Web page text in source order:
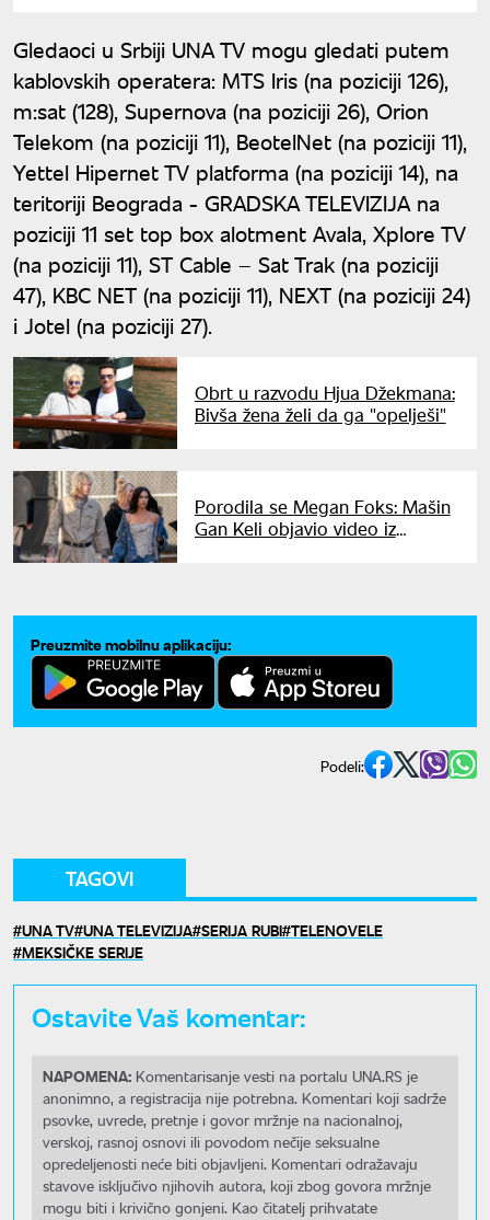
Gledaoci u Srbiji UNA TV mogu gledati putem
kablovskih operatera: MTS Iris (na poziciji 126),
m:sat (128), Supernova (na poziciji 26), Orion
Telekom (na poziciji 11), BeotelNet (na poziciji 11),
Yettel Hipernet TV platforma (na poziciji 14), na
teritoriji Beograda - GRADSKA TELEVIZIJA na
poziciji 11 set top box alotment Avala, Xplore TV
(na poziciji 11), ST Cable – Sat Trak (na poziciji
47), KBC NET (na poziciji 11), NEXT (na poziciji 24)
i Jotel (na poziciji 27).
Obrt u razvodu Hjua Džekmana:
Bivša žena želi da ga "opelješi"
Porodila se Megan Foks: Mašin
Gan Keli objavio video iz
Preuzmite mobilnu aplikaciju:
Podeli:
TAGOVI
UNA TV UNA TELEVIZIJA SERIJA RUBI TELENOVELE
MEKSIČKE SERIJE
Ostavite Vaš komentar:
NAPOMENA: Komentarisanje vesti na portalu UNA.RS je
anonimno, a registracija nije potrebna. Komentari koji sadrže
psovke, uvrede, pretnje i govor mržnje na nacionalnoj,
verskoj, rasnoj osnovi ili povodom nečije seksualne
opredeljenosti neće biti objavljeni. Komentari odražavaju
stavove isključivo njihovih autora, koji zbog govora mržnje
mogu biti i krivično gonjeni. Kao čitatelj prihvatate